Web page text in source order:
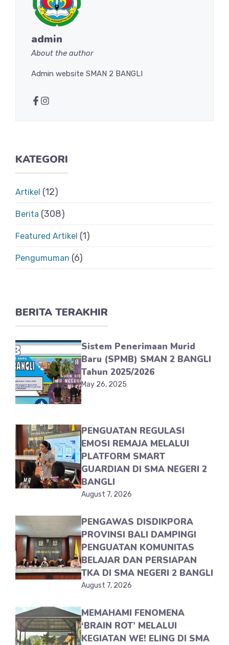
admin
About the author
Admin website SMAN 2 BANGLI
KATEGORI
Artikel (12)
Berita (308)
Featured Artikel (1)
Pengumuman (6)
BERITA TERAKHIR
Sistem Penerimaan Murid
Baru (SPMB) SMAN 2 BANGLI
Tahun 2025/2026
May 26, 2025
PENGUATAN REGULASI
EMOSI REMAJA MELALUI
PLATFORM SMART
GUARDIAN DI SMA NEGERI 2
BANGLI
August 7, 2026
PENGAWAS DISDIKPORA
PROVINSI BALI DAMPINGI
PENGUATAN KOMUNITAS
BELAJAR DAN PERSIAPAN
TKA DI SMA NEGERI 2 BANGLI
August 7, 2026
MEMAHAMI FENOMENA
‘BRAIN ROT’ MELALUI
KEGIATAN WE! ELING DI SMA